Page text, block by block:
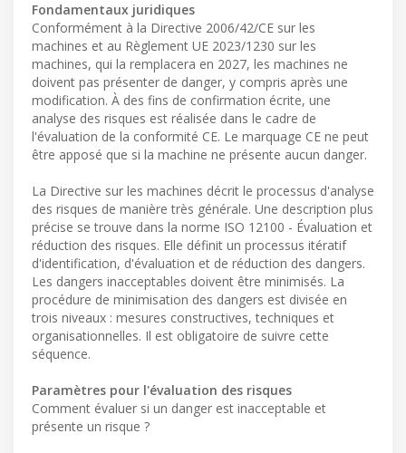
Fondamentaux juridiques
Conformément à la Directive 2006/42/CE sur les
machines et au Règlement UE 2023/1230 sur les
machines, qui la remplacera en 2027, les machines ne
doivent pas présenter de danger, y compris après une
modification. À des fins de confirmation écrite, une
analyse des risques est réalisée dans le cadre de
l'évaluation de la conformité CE. Le marquage CE ne peut
être apposé que si la machine ne présente aucun danger.
La Directive sur les machines décrit le processus d'analyse
des risques de manière très générale. Une description plus
précise se trouve dans la norme ISO 12100 - Évaluation et
réduction des risques. Elle définit un processus itératif
d'identification, d'évaluation et de réduction des dangers.
Les dangers inacceptables doivent être minimisés. La
procédure de minimisation des dangers est divisée en
trois niveaux : mesures constructives, techniques et
organisationnelles. Il est obligatoire de suivre cette
séquence.
Paramètres pour l'évaluation des risques
Comment évaluer si un danger est inacceptable et
présente un risque ?